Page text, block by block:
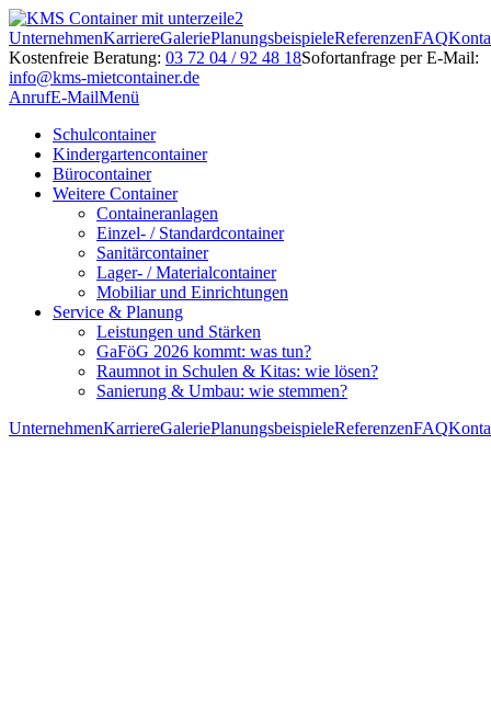
UnternehmenKarriereGaleriePlanungsbeispieleReferenzenFAQ
Kostenfreie Beratung: 03 72 04 / 92 48 18Sofortanfrage per E-Mail:
info@kms-mietcontainer.de
AnrufE-MailMenü
Schulcontainer
Kindergartencontainer
Bürocontainer
Weitere Container
Containeranlagen
Einzel- / Standardcontainer
Sanitärcontainer
Lager- / Materialcontainer
Mobiliar und Einrichtungen
Service & Planung
Leistungen und Stärken
GaFöG 2026 kommt: was tun?
Raumnot in Schulen & Kitas: wie lösen?
Sanierung & Umbau: wie stemmen?
UnternehmenKarriereGaleriePlanungsbeispieleReferenzenFAQ